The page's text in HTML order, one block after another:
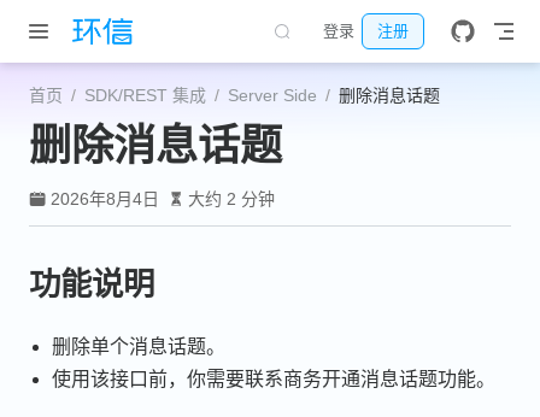
跳至主要內容
登录 注册
首页 SDK/REST 集成 Server Side 删除消息话题
删除消息话题
2026年8月4日 大约 2 分钟
功能说明
删除单个消息话题。
使用该接口前，你需要联系商务开通消息话题功能。